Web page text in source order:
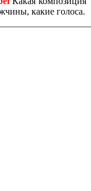
какие голоса.